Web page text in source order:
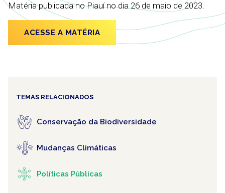
Matéria publicada no Piauí no dia 26 de maio de 2023.
ACESSE A MATÉRIA
TEMAS RELACIONADOS
Conservação da Biodiversidade
Mudanças Climáticas
Políticas Públicas